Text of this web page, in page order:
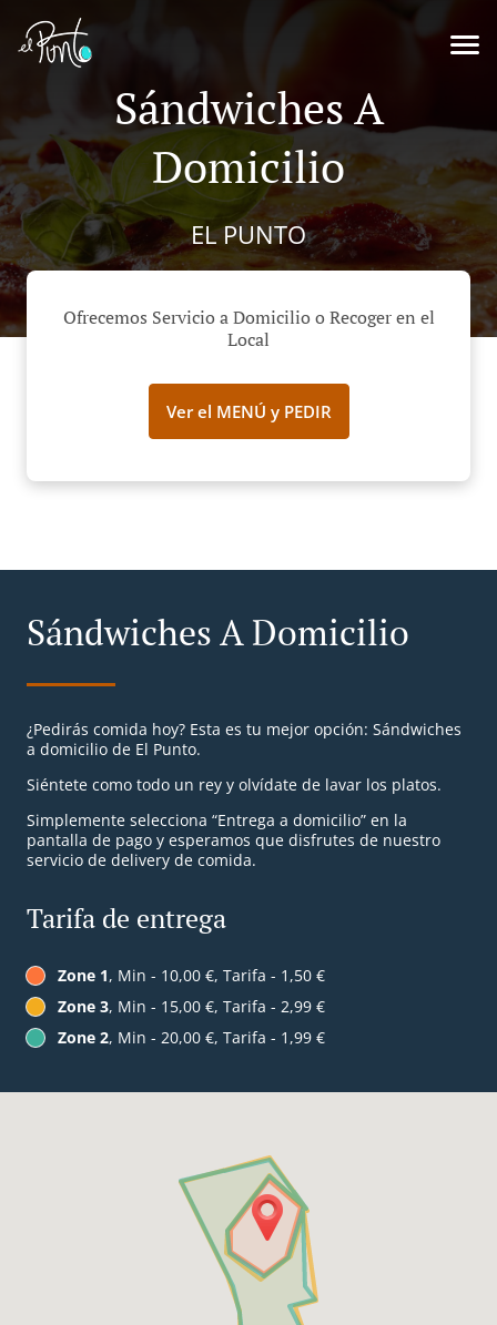
Sándwiches A
Domicilio
EL PUNTO
Ofrecemos Servicio a Domicilio o Recoger en el
Local
Ver el MENÚ y PEDIR
Sándwiches A Domicilio
¿Pedirás comida hoy? Esta es tu mejor opción: Sándwiches
a domicilio de El Punto.
Siéntete como todo un rey y olvídate de lavar los platos.
Simplemente selecciona “Entrega a domicilio” en la
pantalla de pago y esperamos que disfrutes de nuestro
servicio de delivery de comida.
Tarifa de entrega
Zone 1, Min - 10,00 €, Tarifa - 1,50 €
Zone 3, Min - 15,00 €, Tarifa - 2,99 €
Zone 2, Min - 20,00 €, Tarifa - 1,99 €